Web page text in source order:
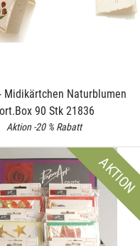
Midikärtchen Naturblumen
90 Stk 21836
Aktion -20 % Rabatt
AKTION